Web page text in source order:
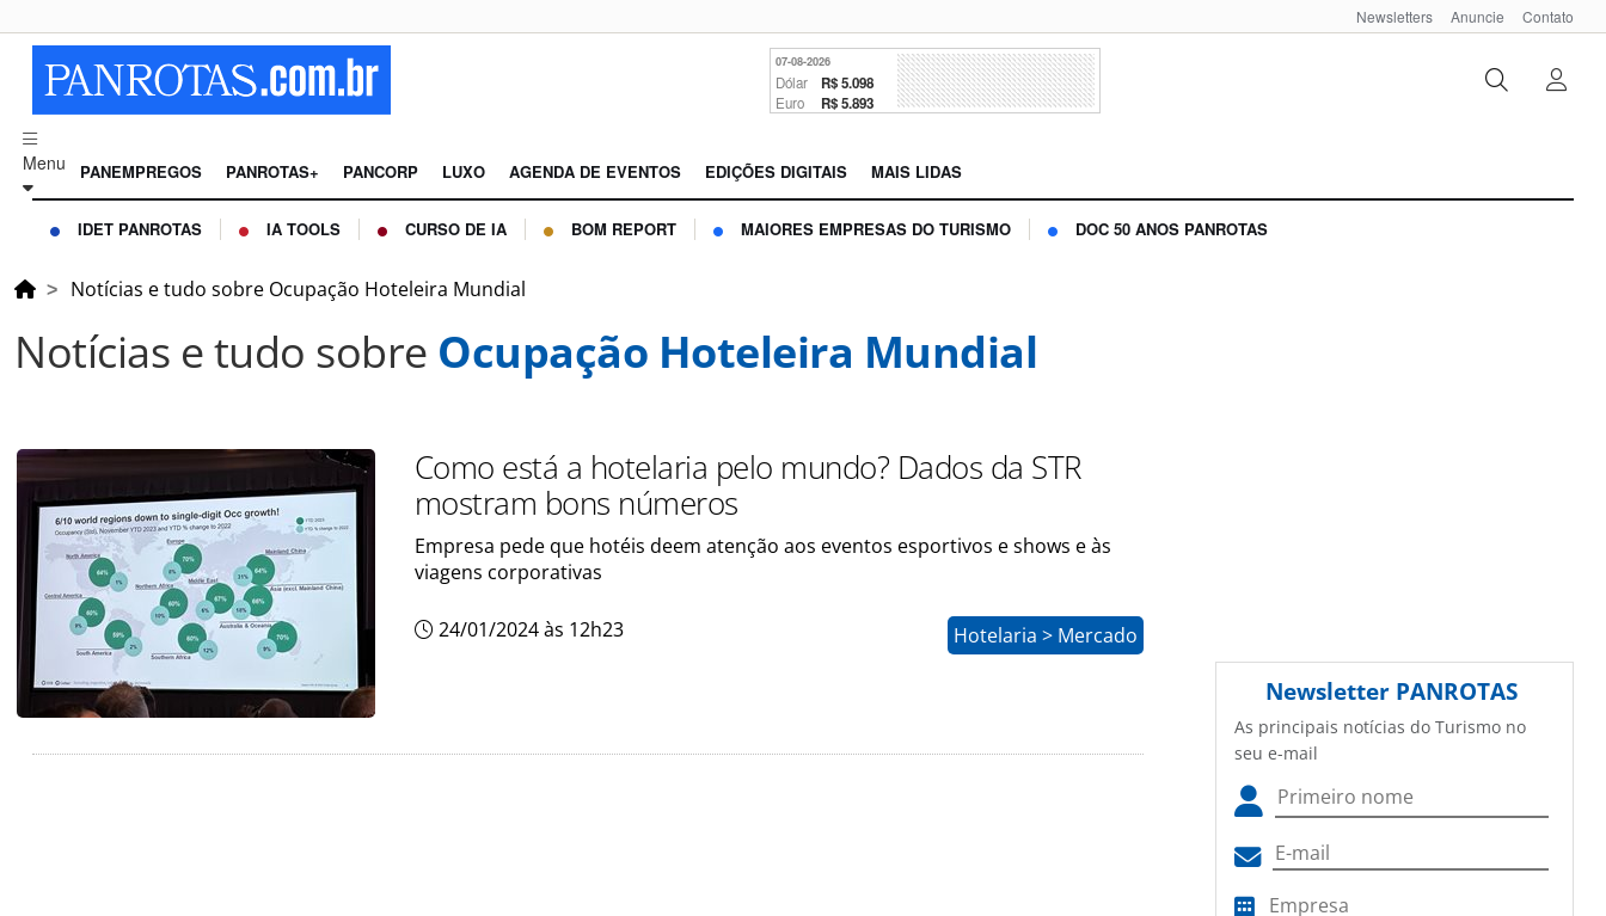
Newsletters Anuncie Contato
07-08-2026
Dólar R$ 5.098
Euro R$ 5.893
Menu PANEMPREGOS PANROTAS+ PANCORP LUXO AGENDA DE EVENTOS EDIÇÕES DIGITAIS MAIS LIDAS
IDET PANROTAS IA TOOLS CURSO DE IA BOM REPORT MAIORES EMPRESAS DO TURISMO DOC 50 ANOS PANROTAS
Notícias e tudo sobre Ocupação Hoteleira Mundial
Notícias e tudo sobre Ocupação Hoteleira Mundial
Como está a hotelaria pelo mundo? Dados da STR
mostram bons números
Empresa pede que hotéis deem atenção aos eventos esportivos e shows e às
viagens corporativas
24/01/2024 às 12h23 Hotelaria > Mercado
Newsletter PANROTAS
As principais notícias do Turismo no
seu e-mail